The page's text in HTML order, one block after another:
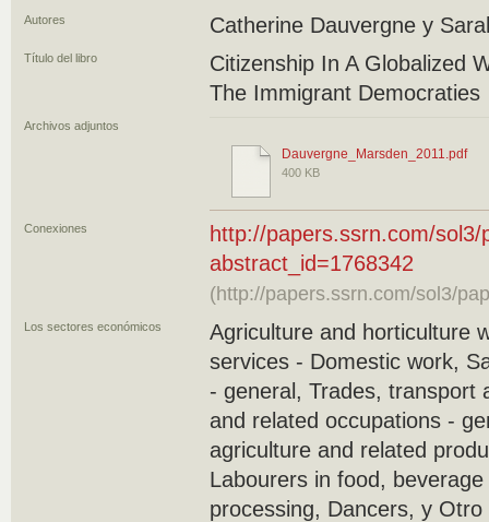
Autores Catherine Dauvergne y
Título del libro
Citizenship In A Globalized
The Immigrant Democraties
Archivos adjuntos
Dauvergne_Marsden_2011.pdf
400 KB
Conexiones
http://papers.ssrn.com/sol3/
abstract_id=1768342
(http://papers.ssrn.com/sol3/
Los sectores económicos
Agriculture and horticulture
services - Domestic work,
- general, Trades, transport
and related occupations -
agriculture and related
Labourers in food,
processing, Dancers, y Otro